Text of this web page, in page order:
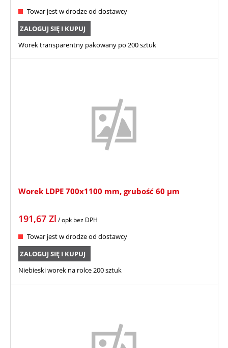
Towar jest w drodze od dostawcy
ZALOGUJ SIĘ I KUPUJ
Worek transparentny pakowany po 200 sztuk
Worek LDPE 700x1100 mm, grubość 60 µm
191,67 Zl / opk bez DPH
Towar jest w drodze od dostawcy
ZALOGUJ SIĘ I KUPUJ
Niebieski worek na rolce 200 sztuk